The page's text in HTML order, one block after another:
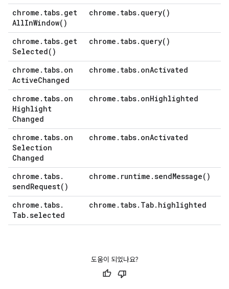
chrome . tabs. get
AllInWindow( )
chrome . tabs. query( )
chrome . tabs. get
Selected( )
chrome . tabs. query( )
chrome . tabs. on
ActiveChanged
chrome . tabs. onActivated
chrome . tabs. on
Highlight
Changed
chrome . tabs. onHighlighted
chrome . tabs. on
Selection
Changed
chrome . tabs. onActivated
chrome . tabs.
sendRequest( )
chrome . runtime .sendMessage( )
chrome . tabs.
Tab.selected
chrome . tabs. Tab. highlighted
도움이 되었나요?